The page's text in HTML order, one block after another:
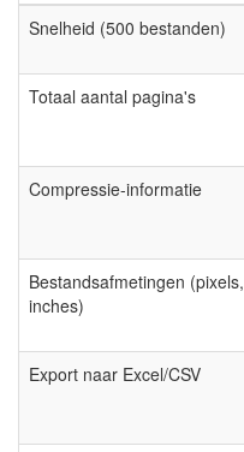
Snelheid (500 bestanden)
Totaal aantal pagina's
Compressie-informatie
Bestandsafmetingen (pixels,
inches)
Export naar Excel/CSV